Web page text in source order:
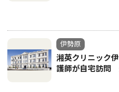
伊勢原
湘英クリニック
護師が自宅訪問